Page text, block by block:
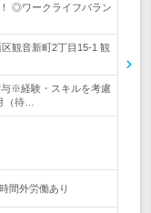
◎ワークライフバラン
観音新町2丁目15-1 観
与※経験・スキルを考慮
（待…
間外労働あり